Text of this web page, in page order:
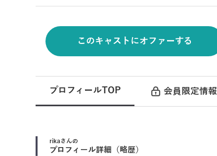
このキャストにオファーする
プロフィールTOP 会員限定情報
rikaさんの
プロフィール詳細（略歴）